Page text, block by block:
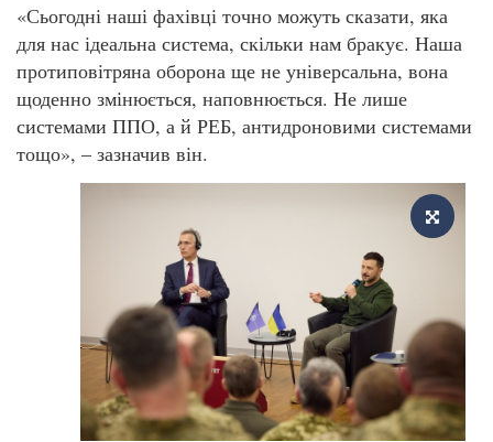
«Сьогодні наші фахівці точно можуть сказати, яка
для нас ідеальна система, скільки нам бракує. Наша
протиповітряна оборона ще не універсальна, вона
щоденно змінюється, наповнюється. Не лише
системами ППО, а й РЕБ, антидроновими системами
тощо», – зазначив він.